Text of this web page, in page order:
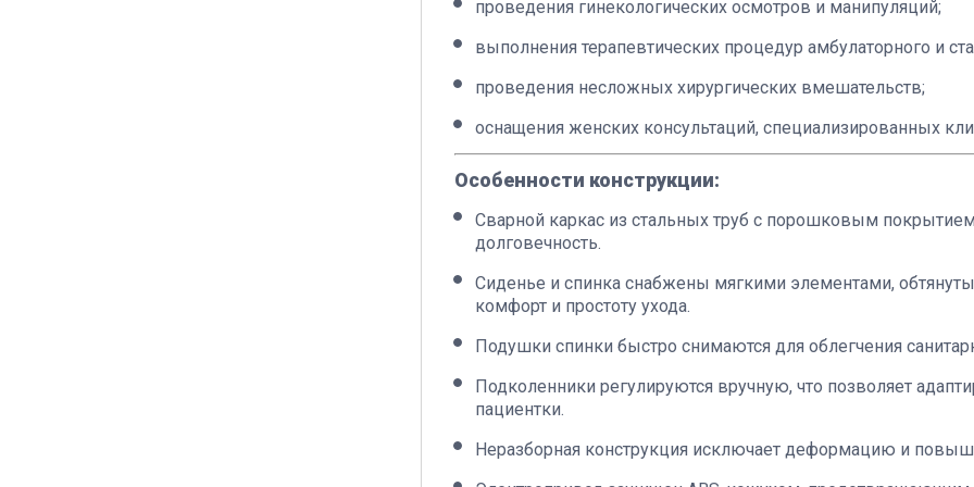
проведения гинекологических осмотров и манипуляций;
выполнения терапевтических процедур амбулаторного и
проведения несложных хирургических вмешательств;
оснащения женских консультаций, специализированных
Особенности конструкции:
Сварной каркас из стальных труб с порошковым
долговечность.
Сиденье и спинка снабжены мягкими элементами,
комфорт и простоту ухода.
Подушки спинки быстро снимаются для облегчения
Подколенники регулируются вручную, что позволяет
пациентки.
Неразборная конструкция исключает деформацию и